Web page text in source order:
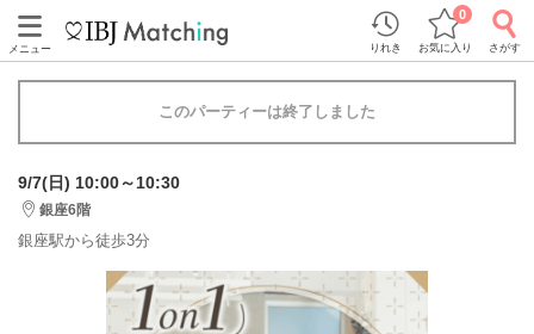
メニュー りれき お気に入り
0
さがす
このパーティーは終了しました
9/7(日) 10:00～10:30
銀座6階
銀座駅から徒歩3分